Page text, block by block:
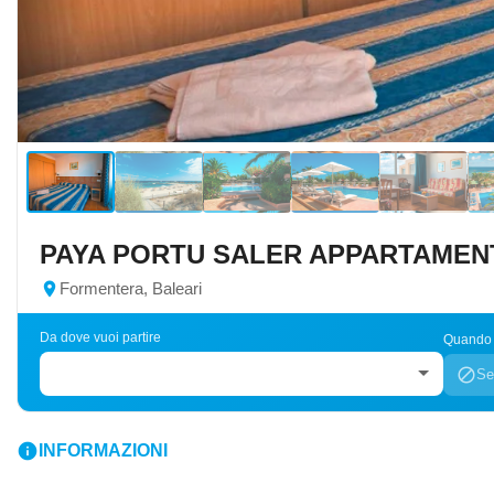
PAYA PORTU SALER
location_on Formentera, Baleari
Da dove vuoi partire
block
info INFORMAZIONI